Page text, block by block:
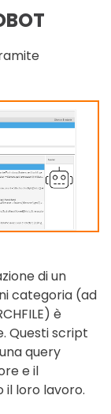
di un
categoria (ad
è
Questi script
query
e il
loro lavoro.